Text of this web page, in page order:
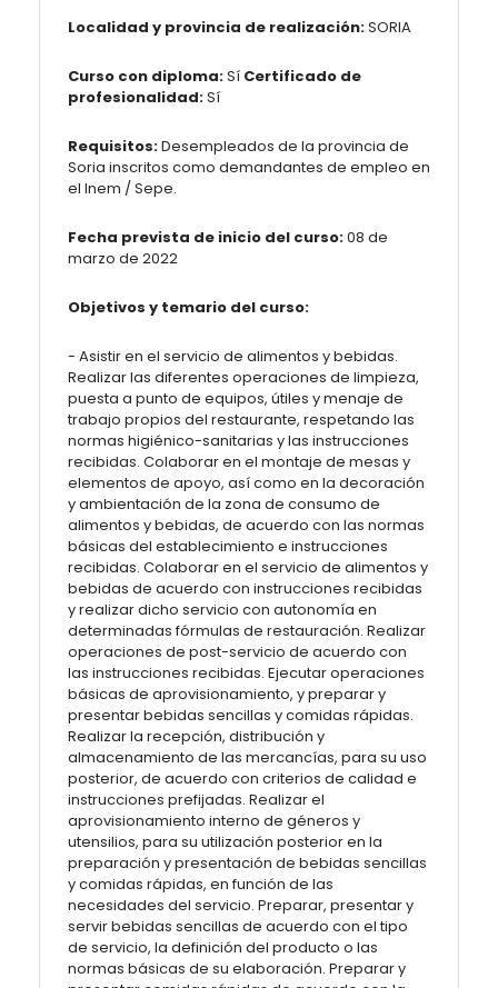
Localidad y provincia de realización:SORIA
Curso con diploma:Sí Certificado de
profesionalidad:Sí
Requisitos:Desempleados de la provincia de
Soria inscritos como demandantes de empleo en
el Inem / Sepe.
Fecha prevista de inicio del curso:08 de
marzo de 2022
Objetivos y temario del curso:
- Asistir en el servicio de alimentos y bebidas.
Realizar las diferentes operaciones de limpieza,
puesta a punto de equipos, útiles y menaje de
trabajo propios del restaurante, respetando las
normas higiénico-sanitarias y las instrucciones
recibidas. Colaborar en el montaje de mesas y
elementos de apoyo, así como en la decoración
y ambientación de la zona de consumo de
alimentos y bebidas, de acuerdo con las normas
básicas del establecimiento e instrucciones
recibidas. Colaborar en el servicio de alimentos y
bebidas de acuerdo con instrucciones recibidas
y realizar dicho servicio con autonomía en
determinadas fórmulas de restauración. Realizar
operaciones de post-servicio de acuerdo con
las instrucciones recibidas. Ejecutar operaciones
básicas de aprovisionamiento, y preparar y
presentar bebidas sencillas y comidas rápidas.
Realizar la recepción, distribución y
almacenamiento de las mercancías, para su uso
posterior, de acuerdo con criterios de calidad e
instrucciones prefijadas. Realizar el
aprovisionamiento interno de géneros y
utensilios, para su utilización posterior en la
preparación y presentación de bebidas sencillas
y comidas rápidas, en función de las
necesidades del servicio. Preparar, presentar y
servir bebidas sencillas de acuerdo con el tipo
de servicio, la definición del producto o las
normas básicas de su elaboración. Preparar y